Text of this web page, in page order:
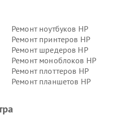
Ремонт ноутбуков HP
Ремонт принтеров HP
Ремонт шредеров HP
Ремонт моноблоков HP
Ремонт плоттеров HP
Ремонт планшетов HP